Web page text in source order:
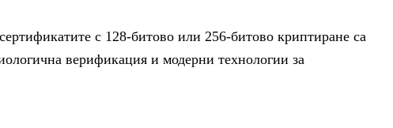
с 128-битово или 256-битово криптиране са
верификация и модерни технологии за